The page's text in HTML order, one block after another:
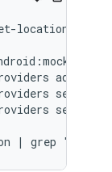
location-
add-
set-
set-
| grep "last